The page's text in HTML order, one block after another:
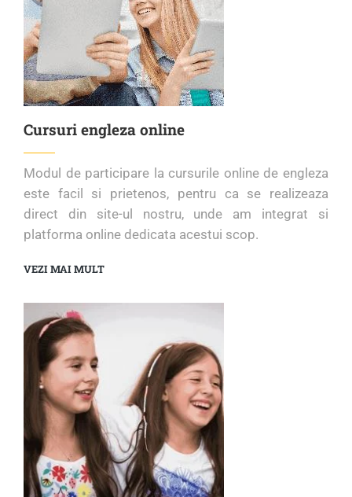
Cursuri engleza online
Modul de participare la cursurile online de engleza
este facil si prietenos, pentru ca se realizeaza
direct din site-ul nostru, unde am integrat si
platforma online dedicata acestui scop.
VEZI MAI MULT